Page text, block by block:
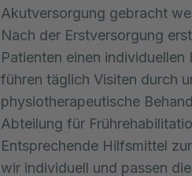
Akutversorgung gebracht
Nach der Erstversorgung
Patienten einen
führen täglich Visiten durch
physiotherapeutische
Abteilung für
Entsprechende Hilfsmittel
wir individuell und passen